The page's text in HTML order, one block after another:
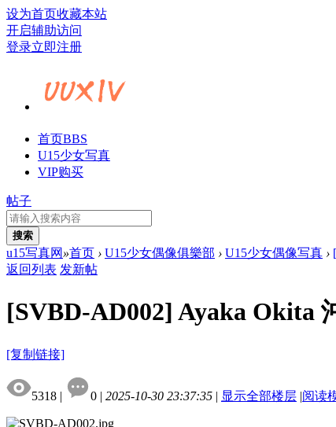
设为首页收藏本站
开启辅助访问
登录立即注册
首页BBS
U15少女写真
VIP购买
帖子
搜索
u15写真网 »首页 › U15少女偶像俱樂部 › U15少女偶像写真 ›
返回列表 发新帖
[SVBD-AD002] Ayaka Okita
[复制链接]
5318 | 0 | 2025-10-30 23:37:35 | 显示全部楼层 |阅读